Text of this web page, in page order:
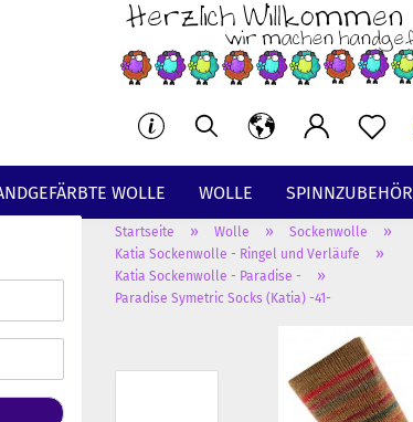
WOLLE WOLLE SPINNZUBEHÖR
UNGEFÄRBT
Startseite » Wolle » Sockenwolle »
Katia Sockenwolle - Ringel und Verläufe »
Katia Sockenwolle - Paradise - »
Paradise Symetric Socks (Katia) -41-